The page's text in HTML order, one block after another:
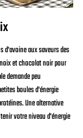
d'avoine aux saveurs des
et chocolat noir pour
demande peu
boules d'énergie
Une alternative
votre niveau d'énergie